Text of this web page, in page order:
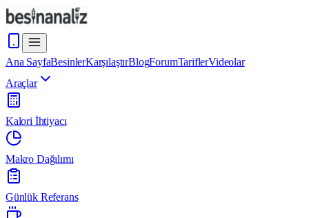
Ana SayfaBesinlerKarşılaştırBlogForumTariflerVideolar
Araçlar
Kalori İhtiyacı
Makro Dağılımı
Günlük Referans